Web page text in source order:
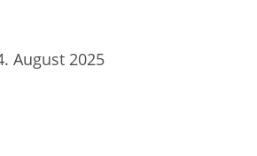
August 2025